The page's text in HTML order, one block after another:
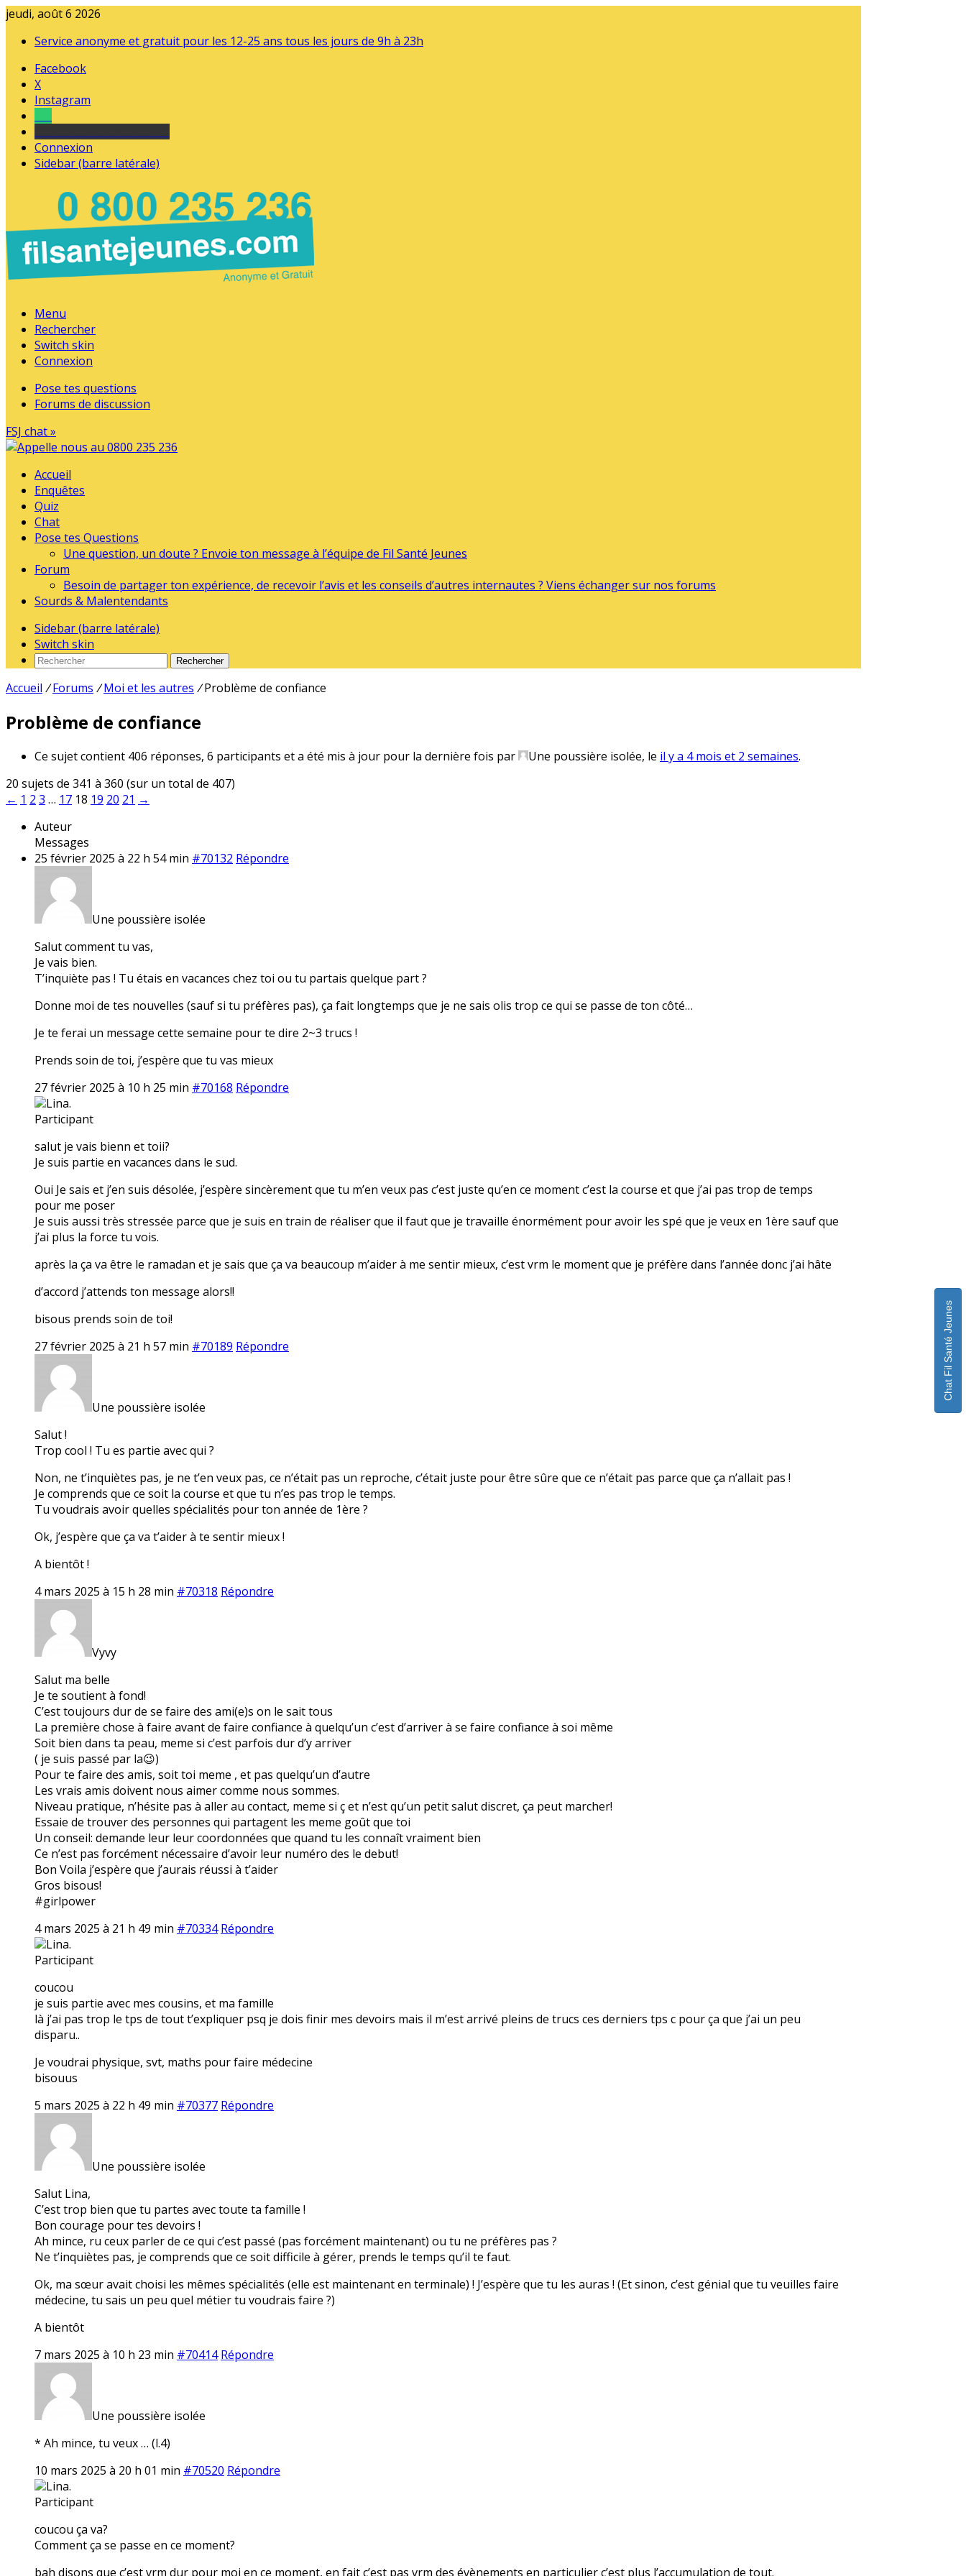
jeudi, août 6 2026
Service anonyme et gratuit pour les 12-25 ans tous les jours de 9h à 23h
Facebook
X
Instagram
Connexion
Sidebar (barre latérale)
Menu
Rechercher
Switch skin
Connexion
Pose tes questions
Forums de discussion
FSJ chat »
Accueil
Enquêtes
Quiz
Chat
Pose tes Questions
Une question, un doute ? Envoie ton message à l’équipe de Fil Santé Jeunes
Forum
Besoin de partager ton expérience, de recevoir l’avis et les conseils d’autres internautes ? Viens échanger sur nos forums
Sourds & Malentendants
Sidebar (barre latérale)
Switch skin
Rechercher
Accueil / Forums / Moi et les autres / Problème de confiance
Problème de confiance
Ce sujet contient 406 réponses, 6 participants et a été mis à jour pour la dernière fois par Une poussière isolée, le il y a 4 mois et 2 semaines.
20 sujets de 341 à 360 (sur un total de 407)
← 1 2 3 … 17 18 19 20 21 →
Auteur
Messages
25 février 2025 à 22 h 54 min #70132 Répondre
Une poussière isolée
Salut comment tu vas,
Je vais bien.
T’inquiète pas ! Tu étais en vacances chez toi ou tu partais quelque part ?
Donne moi de tes nouvelles (sauf si tu préfères pas), ça fait longtemps que je ne sais olis trop ce qui se passe de ton côté…
Je te ferai un message cette semaine pour te dire 2~3 trucs !
Prends soin de toi, j’espère que tu vas mieux
27 février 2025 à 10 h 25 min #70168 Répondre
Lina.
Participant
salut je vais bienn et toii?
Je suis partie en vacances dans le sud.
Oui Je sais et j’en suis désolée, j’espère sincèrement que tu m’en veux pas c’est juste qu’en ce moment c’est la course et que j’ai pas trop de temps
pour me poser
Je suis aussi très stressée parce que je suis en train de réaliser que il faut que je travaille énormément pour avoir les spé que je veux en 1ère sauf que
j’ai plus la force tu vois.
après la ça va être le ramadan et je sais que ça va beaucoup m’aider à me sentir mieux, c’est vrm le moment que je préfère dans l’année donc j’ai hâte
d’accord j’attends ton message alors!!
bisous prends soin de toi!
27 février 2025 à 21 h 57 min #70189 Répondre
Une poussière isolée
Salut !
Trop cool ! Tu es partie avec qui ?
Non, ne t’inquiètes pas, je ne t’en veux pas, ce n’était pas un reproche, c’était juste pour être sûre que ce n’était pas parce que ça n’allait pas !
Je comprends que ce soit la course et que tu n’es pas trop le temps.
Tu voudrais avoir quelles spécialités pour ton année de 1ère ?
Ok, j’espère que ça va t’aider à te sentir mieux !
A bientôt !
4 mars 2025 à 15 h 28 min #70318 Répondre
Vyvy
Salut ma belle
Je te soutient à fond!
C’est toujours dur de se faire des ami(e)s on le sait tous
La première chose à faire avant de faire confiance à quelqu’un c’est d’arriver à se faire confiance à soi même
Soit bien dans ta peau, meme si c’est parfois dur d’y arriver
( je suis passé par la😉)
Pour te faire des amis, soit toi meme , et pas quelqu’un d’autre
Les vrais amis doivent nous aimer comme nous sommes.
Niveau pratique, n’hésite pas à aller au contact, meme si ç et n’est qu’un petit salut discret, ça peut marcher!
Essaie de trouver des personnes qui partagent les meme goût que toi
Un conseil: demande leur leur coordonnées que quand tu les connaît vraiment bien
Ce n’est pas forcément nécessaire d’avoir leur numéro des le debut!
Bon Voila j’espère que j’aurais réussi à t’aider
Gros bisous!
#girlpower
4 mars 2025 à 21 h 49 min #70334 Répondre
Lina.
Participant
coucou
je suis partie avec mes cousins, et ma famille
là j’ai pas trop le tps de tout t’expliquer psq je dois finir mes devoirs mais il m’est arrivé pleins de trucs ces derniers tps c pour ça que j’ai un peu
disparu..
Je voudrai physique, svt, maths pour faire médecine
bisouus
5 mars 2025 à 22 h 49 min #70377 Répondre
Une poussière isolée
Salut Lina,
C’est trop bien que tu partes avec toute ta famille !
Bon courage pour tes devoirs !
Ah mince, ru ceux parler de ce qui c’est passé (pas forcément maintenant) ou tu ne préfères pas ?
Ne t’inquiètes pas, je comprends que ce soit difficile à gérer, prends le temps qu’il te faut.
Ok, ma sœur avait choisi les mêmes spécialités (elle est maintenant en terminale) ! J’espère que tu les auras ! (Et sinon, c’est génial que tu veuilles faire
médecine, tu sais un peu quel métier tu voudrais faire ?)
A bientôt
7 mars 2025 à 10 h 23 min #70414 Répondre
Une poussière isolée
* Ah mince, tu veux … (l.4)
10 mars 2025 à 20 h 01 min #70520 Répondre
Lina.
Participant
coucou ça va?
Comment ça se passe en ce moment?
bah disons que c’est vrm dur pour moi en ce moment, en fait c’est pas vrm des évènements en particulier c’est plus l’accumulation de tout.
Chat Fil Santé Jeunes